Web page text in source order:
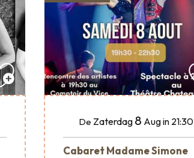
De Zaterdag 8 Augin 21:30
Cabaret Madame Simone